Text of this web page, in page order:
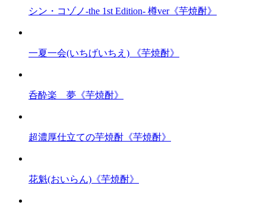
シン・コゾノ-the 1st Edition- 樽ver《芋焼酎》
一夏一会(いちげいちえ) 《芋焼酎》
呑酔楽 夢《芋焼酎》
超濃厚仕立ての芋焼酎《芋焼酎》
花魁(おいらん)《芋焼酎》